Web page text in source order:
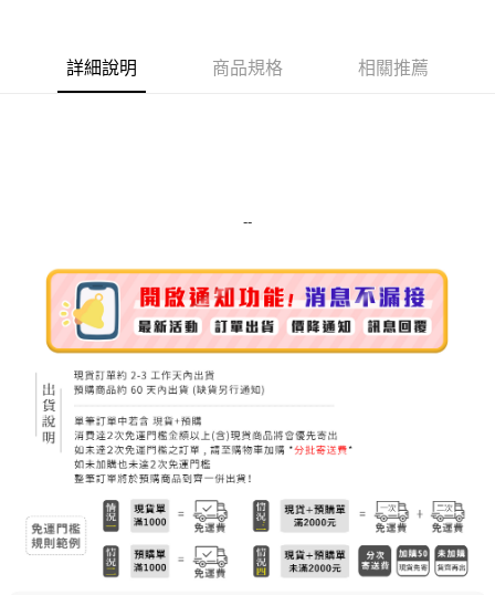
街口支付
全家取貨付款
每筆NT$80，滿NT$999(含以上)免運費
每筆NT$80，滿NT$999(含以上)免運費
7-11取貨付款
每筆NT$80，滿NT$999(含以上)免運費
7-11純取貨 (先付款
每筆NT$80，滿NT$999(含以上)免運費
詳細說明 商品規格 相關推薦
--